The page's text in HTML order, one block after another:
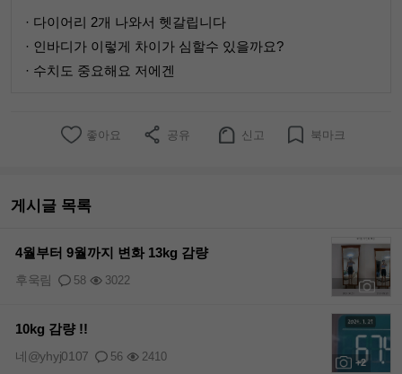
· 다이어리 2개 나와서 헷갈립니다
· 인바디가 이렇게 차이가 심할수 있을까요?
· 수치도 중요해요 저에겐
좋아요 공유 신고 북마크
게시글 목록
4월부터 9월까지 변화 13kg 감량
58 3022
후욱림
+2
10kg 감량 !!
56 2410
네@yhyj0107